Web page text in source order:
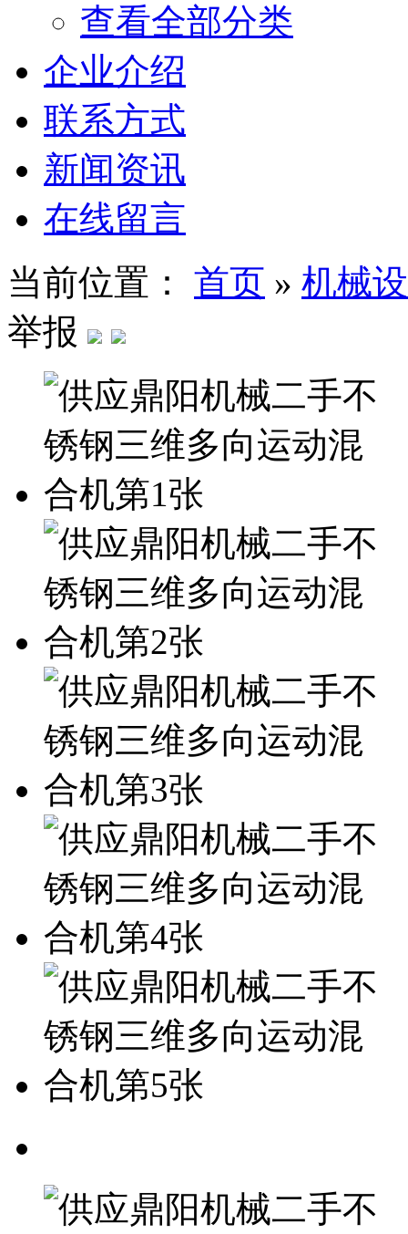
查看全部分类
企业介绍
联系方式
新闻资讯
在线留言
当前位置： 首页 » 机械
举报